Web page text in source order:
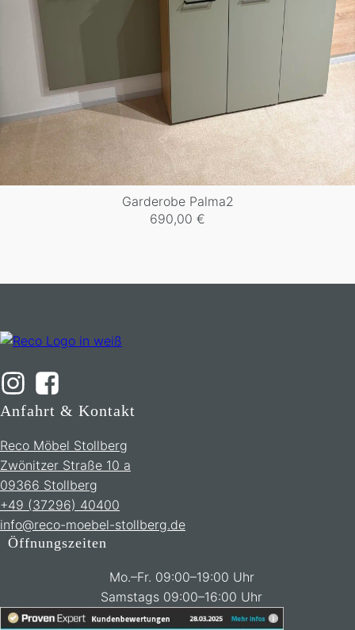
Garderobe Palma2
690,00 €
Anfahrt & Kontakt
Reco Möbel Stollberg
Zwönitzer Straße 10 a
09366 Stollberg
+49 (37296) 40400
info@reco-moebel-stollberg.de
Öffnungszeiten
Mo.–Fr. 09:00–19:00 Uhr
Samstags 09:00–16:00 Uhr